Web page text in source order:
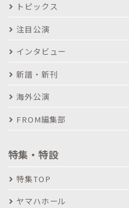
トピックス
注目公演
インタビュー
新譜・新刊
海外公演
FROM編集部
特集・特設
特集TOP
ヤマハホール